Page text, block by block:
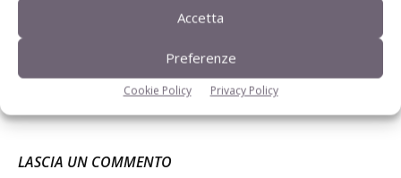
Accetta
Preferenze
Cookie Policy Privacy Policy
“Quale futuro per il prosciutto?”, il
LASCIA UN COMMENTO